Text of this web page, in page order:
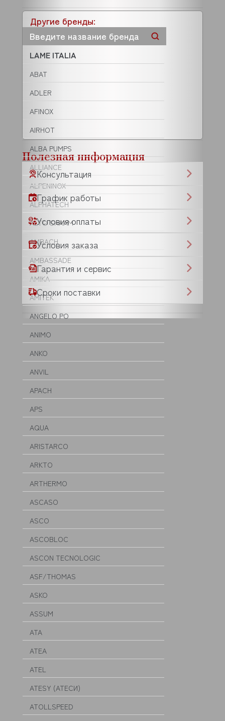
Другие бренды:
LAME ITALIA
ABAT
ADLER
AFINOX
AIRHOT
ALBA PUMPS
ALLIANCE
ALPENINOX
ALPHATECH
ALTO SHAAM
AMBACH
AMBASSADE
AMIKA
AMITEK
ANGELO PO
ANIMO
ANKO
ANVIL
APACH
APS
AQUA
ARISTARCO
ARKTO
ARTHERMO
ASCASO
ASCO
ASCOBLOC
ASCON TECNOLOGIC
ASF/THOMAS
ASKO
ASSUM
ATA
ATEA
ATEL
ATESY (АТЕСИ)
ATOLLSPEED
Полезная информация
Консультация
График работы
Условия оплаты
Условия заказа
Гарантия и сервис
Сроки поставки